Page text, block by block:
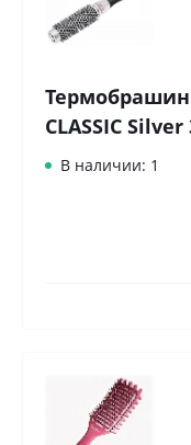
Термобрашинг
CLASSIC
В наличии: 1